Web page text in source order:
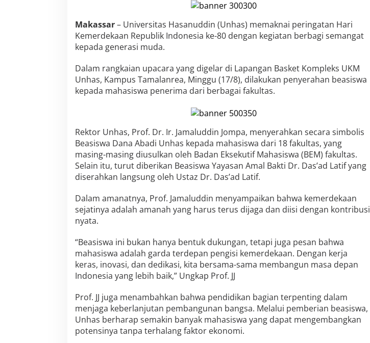
a
B
e
s
w
a
s
u
a
n
B
M
d
n
k
y
a
s
a
n
D
L
d
i
M
Makassar– Universitas Hasanuddin (Unhas) memaknai peringatan Hari
Kemerdekaan Republik Indonesia ke-80 dengan kegiatan berbagi semangat
kepada generasi muda.
Dalam rangkaian upacara yang digelar di Lapangan Basket Kompleks UKM
Unhas, Kampus Tamalanrea, Minggu (17/8), dilakukan penyerahan beasiswa
kepada mahasiswa penerima dari berbagai fakultas.
Rektor Unhas, Prof. Dr. Ir. Jamaluddin Jompa, menyerahkan secara simbolis
Beasiswa Dana Abadi Unhas kepada mahasiswa dari 18 fakultas, yang
masing-masing diusulkan oleh Badan Eksekutif Mahasiswa (BEM) fakultas.
Selain itu, turut diberikan Beasiswa Yayasan Amal Bakti Dr. Das’ad Latif yang
diserahkan langsung oleh Ustaz Dr. Das’ad Latif.
Dalam amanatnya, Prof. Jamaluddin menyampaikan bahwa kemerdekaan
sejatinya adalah amanah yang harus terus dijaga dan diisi dengan kontribusi
nyata.
“Beasiswa ini bukan hanya bentuk dukungan, tetapi juga pesan bahwa
mahasiswa adalah garda terdepan pengisi kemerdekaan. Dengan kerja
keras, inovasi, dan dedikasi, kita bersama-sama membangun masa depan
Indonesia yang lebih baik,” Ungkap Prof. JJ
Prof. JJ juga menambahkan bahwa pendidikan bagian terpenting dalam
menjaga keberlanjutan pembangunan bangsa. Melalui pemberian beasiswa,
Unhas berharap semakin banyak mahasiswa yang dapat mengembangkan
potensinya tanpa terhalang faktor ekonomi.